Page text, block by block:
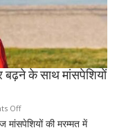
बढ़ने के साथ मांसपेशियों
Offon
रिसर्चर्स की मरम्मत में